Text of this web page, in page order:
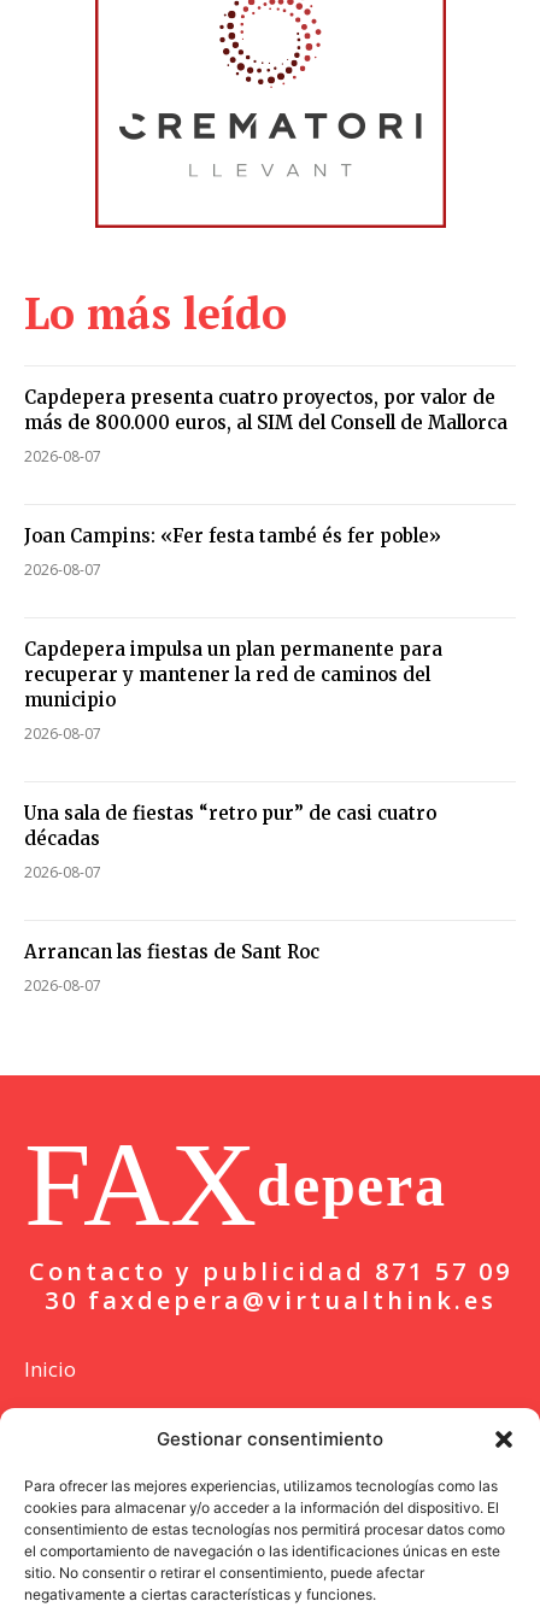
Gestionar consentimiento
Para ofrecer las mejores experiencias, utilizamos tecnologías como las
cookies para almacenar y/o acceder a la información del dispositivo. El
consentimiento de estas tecnologías nos permitirá procesar datos como
el comportamiento de navegación o las identificaciones únicas en este
sitio. No consentir o retirar el consentimiento, puede afectar
negativamente a ciertas características y funciones.
Lo más leído
Capdepera presenta cuatro proyectos, por valor de
más de 800.000 euros, al SIM del Consell de Mallorca
2026-08-07
Joan Campins: «Fer festa també és fer poble»
2026-08-07
Capdepera impulsa un plan permanente para
recuperar y mantener la red de caminos del
municipio
2026-08-07
Una sala de fiestas “retro pur” de casi cuatro
décadas
2026-08-07
Arrancan las fiestas de Sant Roc
2026-08-07
FAXdepera
Contacto y publicidad 871 57 09
30 faxdepera@virtualthink.es
Inicio
Actualidad
Colaboración
Entrevista